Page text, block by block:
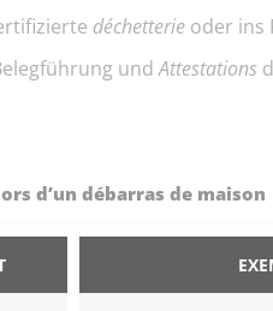
déchetterie oder ins
undAttestations
d’un débarras de maison